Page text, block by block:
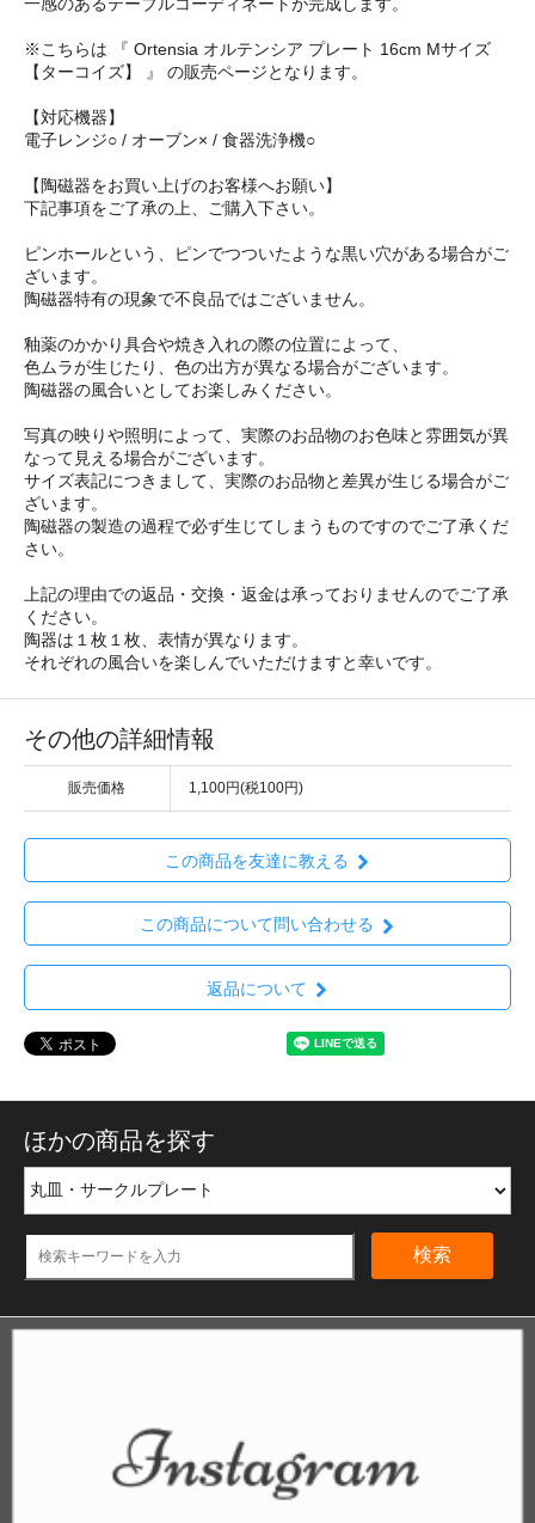
※こちらは 『 Ortensia オルテンシア プレート 16cm Mサイズ
【ターコイズ】 』 の販売ページとなります。
【対応機器】
電子レンジ○ / オーブン× / 食器洗浄機○
【陶磁器をお買い上げのお客様へお願い】
下記事項をご了承の上、ご購入下さい。
ピンホールという、ピンでつついたような黒い穴がある場合がご
ざいます。
陶磁器特有の現象で不良品ではございません。
釉薬のかかり具合や焼き入れの際の位置によって、
色ムラが生じたり、色の出方が異なる場合がございます。
陶磁器の風合いとしてお楽しみください。
写真の映りや照明によって、実際のお品物のお色味と雰囲気が異
なって見える場合がございます。
サイズ表記につきまして、実際のお品物と差異が生じる場合がご
ざいます。
陶磁器の製造の過程で必ず生じてしまうものですのでご了承くだ
さい。
上記の理由での返品・交換・返金は承っておりませんのでご了承
ください。
陶器は１枚１枚、表情が異なります。
それぞれの風合いを楽しんでいただけますと幸いです。
その他の詳細情報
販売価格 1,100円(税100円)
この商品を友達に教える
この商品について問い合わせる
返品について
ほかの商品を探す
検索